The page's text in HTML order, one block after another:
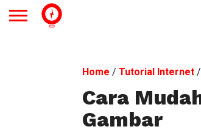
Home / Tutorial Internet/
Cara
Gambar